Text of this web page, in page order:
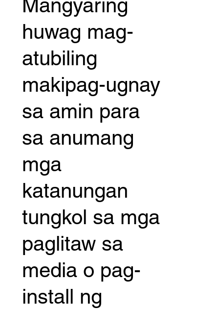
huwag mag-
atubiling
makipag-ugnay
sa amin para
sa anumang
mga
katanungan
tungkol sa mga
paglitaw sa
media o pag-
install ng